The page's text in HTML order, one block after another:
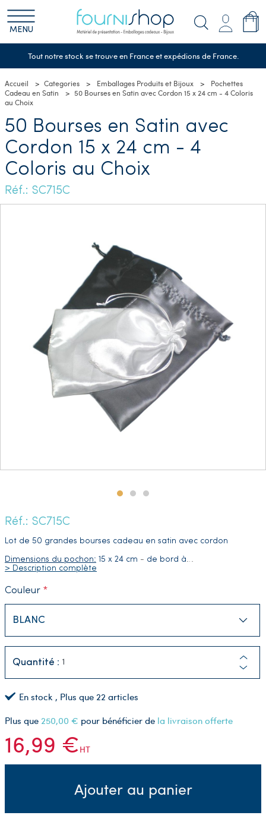
MENU
Tout notre stock se trouve en France et expédions de France.
Accueil Categories Emballages Produits et Bijoux
Pochettes
Cadeau en Satin
50 Bourses en Satin avec Cordon 15 x 24 cm - 4 Coloris
au Choix
50 Bourses en Satin avec
Cordon 15 x 24 cm - 4
Coloris au Choix
Réf.: SC715C
Réf.: SC715C
Lot de 50 grandes bourses cadeau en satin avec cordon
Dimensions du pochon: 15 x 24 cm - de bord à…
> Description complète
Couleur
Quantité :
En stock , Plus que 22 articles
Plus que 250,00 € pour bénéficier de la livraison offerte
16,99 €HT
Ajouter au panier